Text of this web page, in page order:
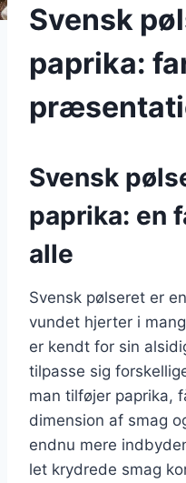
Svensk
paprika:
Svensk
paprika: en
alle
Svensk pølseret er
vundet hjerter i
er kendt for sin
tilpasse sig
man tilføjer paprika,
dimension af smag
endnu mere
let krydrede smag